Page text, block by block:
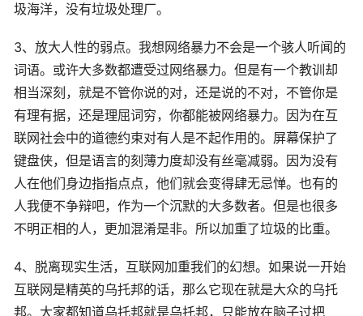
圾海洋，没有垃圾处理厂。
3、放大人性的弱点。我想网络暴力不会是一个骇人听闻的
词语。或许大多数都遭受过网络暴力。但是有一个教训却
相当深刻，就是不管你说的对，还是说的不对，不管你是
有理有据，还是理屈词穷，你都能被网络暴力。因为在互
联网社会中的道德约束对有人是不起作用的。屏幕保护了
键盘侠，但是语言的刻薄力度却没有丝毫减弱。因为没有
人在他们身边指指点点，他们就会变得肆无忌惮。也有的
人我便不争辩吧，作为一个沉默的大多数者。但是也很多
不明正相的人，更加混淆是非。所以加重了垃圾的比重。
4、脱离现实生活，互联网加重我们的幻想。如果说一开始
互联网是精英的乌托邦的话，那么它现在就是大众的乌托
邦。大家都知道乌托邦就是乌托邦，只能放在脑子过把